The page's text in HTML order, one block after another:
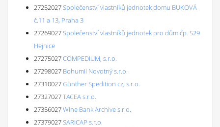
27252027Společenství vlastníků jednotek domu BUKOVÁ
č.11 a 13, Praha 3
27269027Společenství vlastníků jednotek pro dům čp. 529
Hejnice
27275027COMPEDIUM, s.r.o.
27298027 Bohumil Novotný s.r.o.
27310027Günther Spedition cz, s.r.o.
27327027TACEA s.r.o.
27356027Wine Bank Archive s.r.o.
27379027SARICAP s.r.o.